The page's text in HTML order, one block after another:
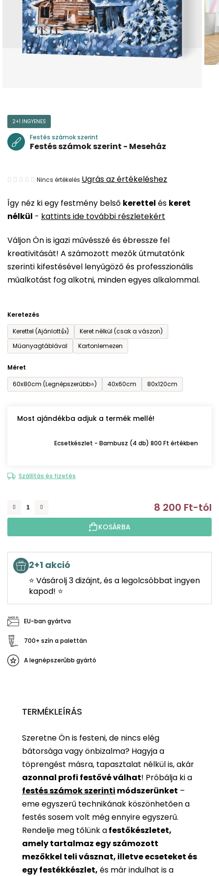
Így néz ki egy festmény belső kerettel és keret
nélkül - kattints ide további részletekért
Váljon Ön is igazi művésszé és ébressze fel
kreativitását! A számozott mezők útmutatónk
szerinti kifestésével lenyűgöző és professzionális
műalkotást fog alkotni, minden egyes alkalommal.
Keretezés
Kerettel (Ajánlott👍)
Keret nélkül (csak a vászon)
Műanyagtáblával
Kartonlemezen
Méret
60x80cm (Legnépszerűbb⭐)
40x60cm 80x120cm
Most ajándékba adjuk a termék mellé!
Ecsetkészlet - Bambusz (4 db) 800 Ft értékben
Szállítás és fizetés
8 200 Ft-tól
KOSÁRBA
2+1 akció
⭐ Vásárolj 3 dizájnt, és a legolcsóbbat ingyen
kapod! ⭐
EU-ban gyártva
700+ szín a palettán
A legnépszerűbb gyártó
2+1 INGYENES
Festés számok szerint
Festés számok szerint - Meseház
A
átlagos
értékelése
ből
0,0
csillag.
Nincs értékelés Ugrás az értékeléshez
TERMÉKLEÍRÁS
Szeretne Ön is festeni, de nincs elég
bátorsága vagy önbizalma? Hagyja a
töprengést másra, tapasztalat nélkül is, akár
azonnal profi festővé válhat! Próbálja ki a
festés számok szerinti módszerünket –
eme egyszerű technikának köszönhetően a
festés sosem volt még ennyire egyszerű.
Rendelje meg tőlünk afestőkészletet,
amely tartalmaz egy számozott
mezőkkel teli vásznat, illetve ecseteket és
egy festékkészlet, és már indulhat is a